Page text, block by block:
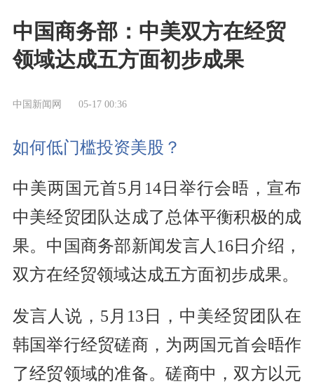
中国商务部：中美双方在经贸
领域达成五方面初步成果
中国新闻网 05-17 00:36
如何低门槛投资美股？
中美两国元首5月14日举行会晤，宣布
中美经贸团队达成了总体平衡积极的成
果。中国商务部新闻发言人16日介绍，
双方在经贸领域达成五方面初步成果。
发言人说，5月13日，中美经贸团队在
韩国举行经贸磋商，为两国元首会晤作
了经贸领域的准备。磋商中，双方以元